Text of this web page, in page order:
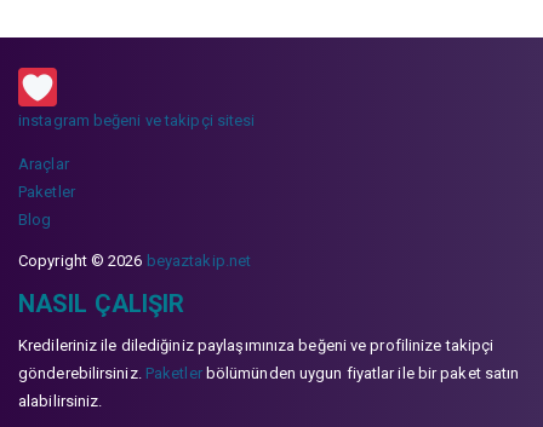
instagram beğeni ve takipçi sitesi
Araçlar
Paketler
Blog
Copyright © 2026 beyaztakip.net
NASIL ÇALIŞIR
Kredileriniz ile dilediğiniz paylaşımınıza beğeni ve profilinize takipçi
gönderebilirsiniz. Paketlerbölümünden uygun fiyatlar ile bir paket satın
alabilirsiniz.